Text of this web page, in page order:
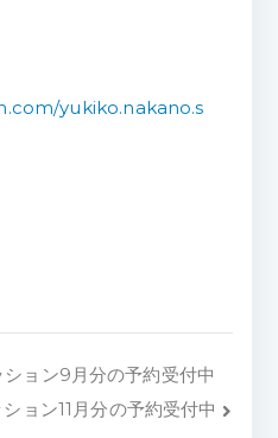
yukiko.nakano.s
ョン9月分の予約受付中
ョン11月分の予約受付中